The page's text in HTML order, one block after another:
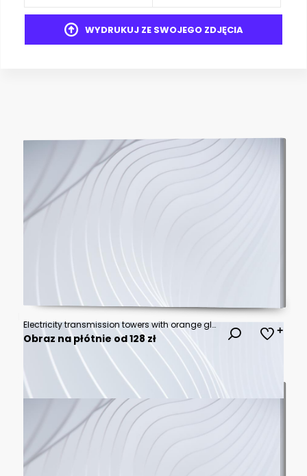
WYDRUKUJ ZE SWOJEGO ZDJĘCIA
Electricity transmission towers with orange glowing wires the starry night sky. Energy infrastructure concept.
Obraz na płótnie od 128 zł